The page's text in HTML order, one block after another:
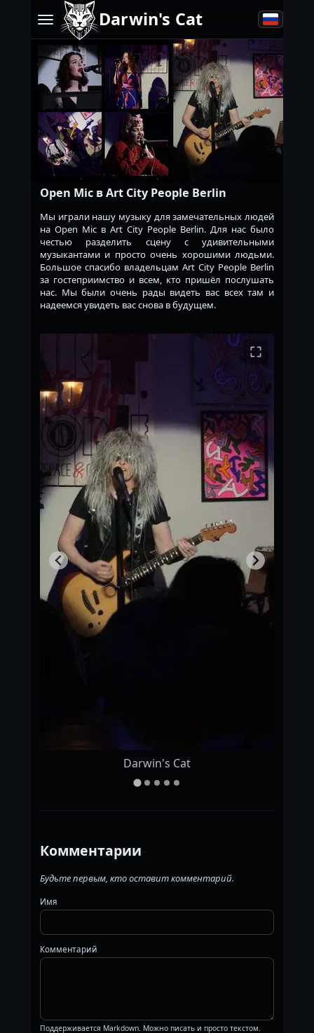
Darwin's Cat
Open Mic в Art City People Berlin
Мы играли нашу музыку для замечательных людей
на Open Mic в Art City People Berlin. Для нас было
честью разделить сцену с удивительными
музыкантами и просто очень хорошими людьми.
Большое спасибо владельцам Art City People Berlin
за гостеприимство и всем, кто пришёл послушать
нас. Мы были очень рады видеть вас всех там и
надеемся увидеть вас снова в будущем.
Darwin's Cat
Комментарии
Будьте первым, кто оставит комментарий.
Имя
Комментарий
Поддерживается Markdown. Можно писать и просто текстом.